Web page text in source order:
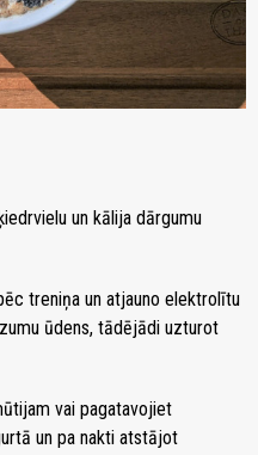
un kālija dārgumu
treniņa un atjauno elektrolītu
ūdens, tādējādi uzturot
vai pagatavojiet
un pa nakti atstājot